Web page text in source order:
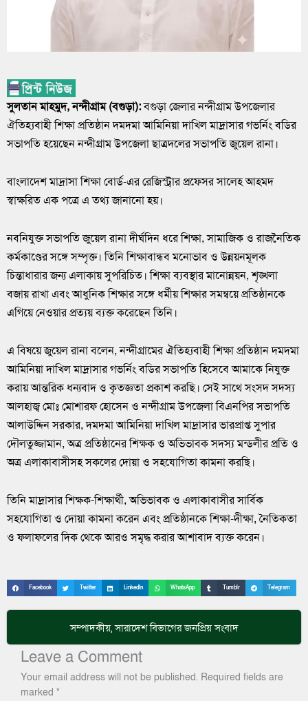
সুলতান মাহমুদ, নন্দীগ্রাম (বগুড়া):বগুড়া জেলার নন্দীগ্রাম উপজেলার
ঐতিহ্যবাহী শিক্ষা প্রতিষ্ঠান দমদমা আমিনিয়া দাখিল মাদ্রাসার গভর্নিং বডির
সভাপতি হয়েছেন নন্দীগ্রাম উপজেলা ছাত্রদলের সভাপতি জুয়েল রানা।
বাংলাদেশ মাদ্রাসা শিক্ষা বোর্ড-এর রেজিস্ট্রার প্রফেসর সালেহ আহমদ
স্বাক্ষরিত এক পত্রে এ তথ্য জানানো হয়।
নবনিযুক্ত সভাপতি জুয়েল রানা দীর্ঘদিন ধরে শিক্ষা, সামাজিক ও রাজনৈতিক
কর্মকাণ্ডের সঙ্গে সম্পৃক্ত। তিনি শিক্ষাবান্ধব মনোভাব ও উন্নয়নমূলক
চিন্তাধারার জন্য এলাকায় সুপরিচিত। শিক্ষা ব্যবস্থার মানোন্নয়ন, শৃঙ্খলা
বজায় রাখা এবং আধুনিক শিক্ষার সঙ্গে ধর্মীয় শিক্ষার সমন্বয়ে প্রতিষ্ঠানকে
এগিয়ে নেওয়ার প্রত্যয় ব্যক্ত করেছেন তিনি।
এ বিষয়ে জুয়েল রানা বলেন, নন্দীগ্রামের ঐতিহ্যবাহী শিক্ষা প্রতিষ্ঠান দমদমা
আমিনিয়া দাখিল মাদ্রাসার গভর্নিং বডির সভাপতি হিসেবে আমাকে নিযুক্ত
করায় আন্তরিক ধন্যবাদ ও কৃতজ্ঞতা প্রকাশ করছি। সেই সাথে সংসদ সদস্য
আলহাজ্ব মোঃ মোশারফ হোসেন ও নন্দীগ্রাম উপজেলা বিএনপির সভাপতি
আলাউদ্দিন সরকার, দমদমা আমিনিয়া দাখিল মাদ্রাসার ভারপ্রাপ্ত সুপার
দৌলতুজ্জামান, অত্র প্রতিষ্ঠানের শিক্ষক ও অভিভাবক সদস্য মন্ডলীর প্রতি ও
অত্র এলাকাবাসীসহ সকলের দোয়া ও সহযোগিতা কামনা করছি।
তিনি মাদ্রাসার শিক্ষক-শিক্ষার্থী, অভিভাবক ও এলাকাবাসীর সার্বিক
সহযোগিতা ও দোয়া কামনা করেন এবং প্রতিষ্ঠানকে শিক্ষা-দীক্ষা, নৈতিকতা
ও ফলাফলের দিক থেকে আরও সমৃদ্ধ করার আশাবাদ ব্যক্ত করেন।
Facebook Twitter LinkedIn WhatsApp Tumblr Telegram
সম্পাদকীয়,সারাদেশবিভাগের জনপ্রিয় সংবাদ
Leave a Comment
Your email address will not be published. Required fields are
marked *